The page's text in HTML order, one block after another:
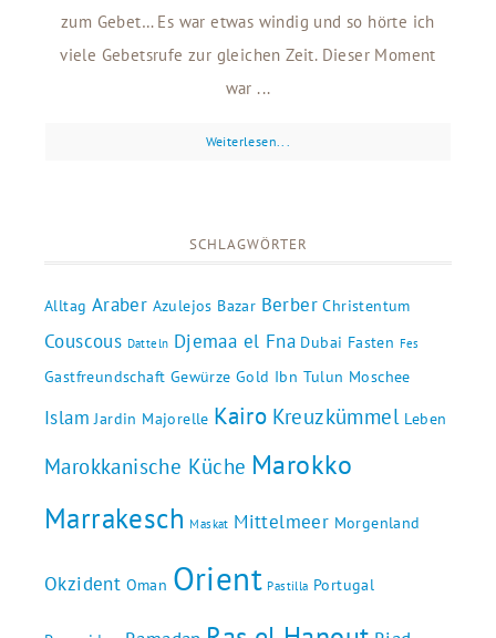
zum Gebet… Es war etwas windig und so hörte ich
viele Gebetsrufe zur gleichen Zeit. Dieser Moment
war ...
Weiterlesen...
SCHLAGWÖRTER
Alltag Araber Azulejos Bazar Berber Christentum
Couscous Datteln Djemaa el Fna Dubai Fasten Fes
Gastfreundschaft Gewürze Gold Ibn Tulun Moschee
Islam Jardin Majorelle Kairo Kreuzkümmel Leben
Marokkanische Küche Marokko
Marrakesch Maskat Mittelmeer Morgenland
Okzident Oman Orient Pastilla Portugal